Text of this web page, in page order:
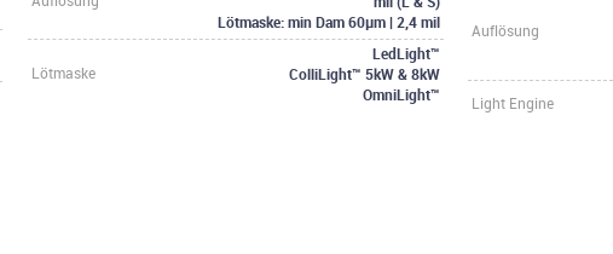
Lötmaske: min Dam 60µm | 2,4 mil
Lötmaske
LedLight™
ColliLight™ 5kW & 8kW
OmniLight™
Auflösung
Light Engine